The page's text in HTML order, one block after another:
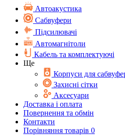
Автоакустика
Cабвуфери
Підсилювачі
Автомагнітоли
Кабель та комплектуючі
Ще
Корпуси для
Захисні сітки
Аксесуари
Доставка і оплата
Повернення та обмін
Контакти
Порівняння товарів 0